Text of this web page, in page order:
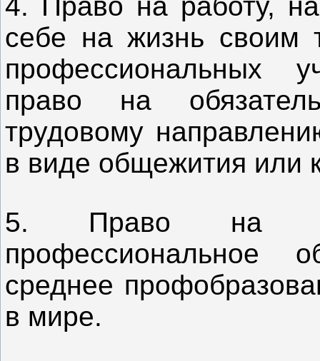
себе на жизнь своим
профессиональных
право на
трудовому
в виде общежития или
5. Право на
профессиональное
среднее
в мире.